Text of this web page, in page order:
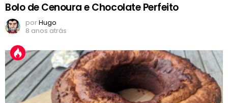
Bolo de Cenoura e Chocolate Perfeito
porHugo
8 anos atrás